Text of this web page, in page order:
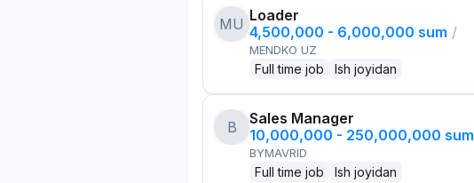
MU Loader
4,500,000 - 6,000,000 sum /
MENDKO UZ
Full time job Ish joyidan
B
Sales Manager
10,000,000 - 250,000,000 sum
BYMAVRID
Full time job Ish joyidan